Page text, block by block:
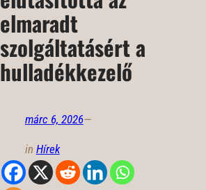
elmaradt
szolgáltatásért a
hulladékkezelő
márc 6, 2026—
in Hírek